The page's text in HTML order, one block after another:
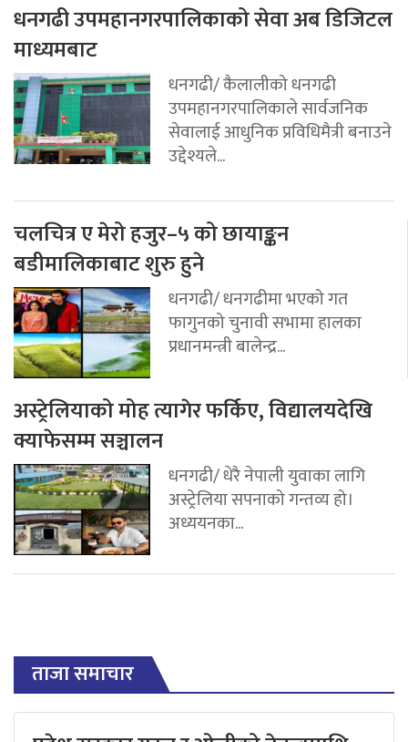
धनगढी उपमहानगरपालिकाको सेवा अब डिजिटल
माध्यमबाट
धनगढी/ कैलालीको धनगढी
उपमहानगरपालिकाले सार्वजनिक
सेवालाई आधुनिक प्रविधिमैत्री बनाउने
उद्देश्यले...
चलचित्र ए मेरो हजुर–५ को छायाङ्कन
बडीमालिकाबाट शुरु हुने
धनगढी/ धनगढीमा भएको गत
फागुनको चुनावी सभामा हालका
प्रधानमन्त्री बालेन्द्र...
अस्ट्रेलियाको मोह त्यागेर फर्किए, विद्यालयदेखि
क्याफेसम्म सञ्चालन
धनगढी/ धेरै नेपाली युवाका लागि
अस्ट्रेलिया सपनाको गन्तव्य हो।
अध्ययनका...
ताजा समाचार